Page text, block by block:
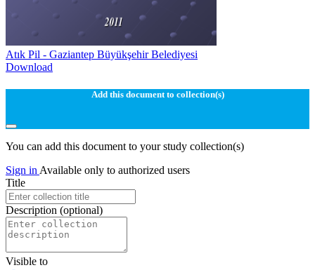
Atık Pil - Gaziantep Büyükşehir Belediyesi
Download
Add this document to collection(s)
You can add this document to your study collection(s)
Sign in Available only to authorized users
Title
Description (optional)
Visible to